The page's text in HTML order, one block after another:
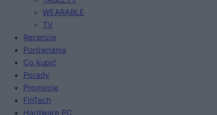
WEARABLE
TV
Recenzje
Porównania
Co kupić
Porady
Promocje
FinTech
Hardware PC